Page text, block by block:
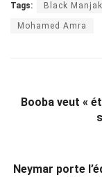
Tags: Black
Mohamed Amra
Booba veut «
Neymar porte